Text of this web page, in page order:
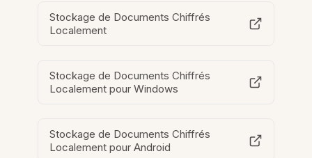
Stockage de Documents Chiffrés
Localement
Stockage de Documents Chiffrés
Localement pour Windows
Stockage de Documents Chiffrés
Localement pour Android